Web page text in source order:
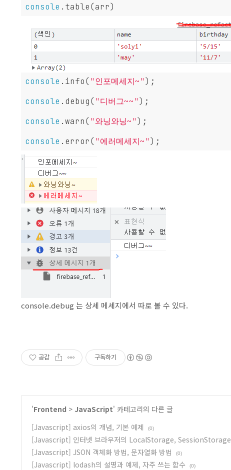
console .table(arr)
console .info("인포메세지~");
console .debug("디버그~~");
console .warn("와닝와닝~");
console .error("에러메세지~");
console.debug 는 상세 메세지에서 따로 볼 수 있다.
공감 구독하기
'Frontend > JavaScript' 카테고리의 다른 글
[Javascript] axios의 개념, 기본 예제
(0)
[Javascript] 인터넷 브라우저의 LocalStorage, SessionStorage
[Javascript] JSON 객체화 방법, 문자열화 방법 (0)
[Javascript] lodash의 설명과 예제, 자주 쓰는 함수 (0)